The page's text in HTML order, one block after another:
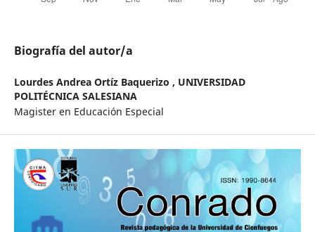
Biografía del autor/a
Lourdes Andrea Ortíz Baquerizo , UNIVERSIDAD
POLITÉCNICA SALESIANA
Magister en Educación Especial